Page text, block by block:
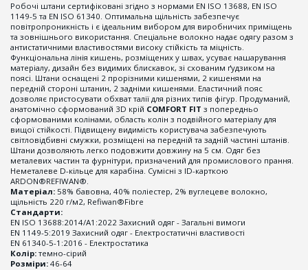
Робочі штани сертифіковані згідно з нормами EN ISO 13688, EN ISO
1149-5 та EN ISO 61340. Оптимальна щільність забезпечує
повітропроникність і є ідеальним вибором для виробничих приміщень
та зовнішнього використання. Спеціальне волокно надає одягу разом з
антистатичними властивостями високу стійкість та міцність.
Функціональна лінія кишень, розміщених у швах, усуває нашарування
матеріалу, дизайн без видимих блискавок, зі схованим ґудзиком на
поясі. Штани оснащені 2 прорізними кишенями, 2 кишенями на
передній стороні штанин, 2 задніми кишенями. Еластичний пояс
дозволяє пристосувати обхват талії для різних типів фігур. Продуманий,
анатомічно сформований 3D крій COMFORT FIT з попередньо
сформованими колінами, область колін з подвійного матеріалу для
вищої стійкості. Підвищену видимість користувача забезпечують
світловідбивні смужки, розміщені на передній та задній частині штанів.
Штани дозволяють легко подовжити довжину на 5 см. Одяг без
металевих частин та фурнітури, призначений для промислового прання.
Неметалеве D-кільце для карабіна. Сумісні з ID-карткою
ARDON®REFIWAN®.
Матеріал: 58% бавовна, 40% поліестер, 2% вуглецеве волокно,
щільність 220 г/м2, Refiwan®Fibre
Стандарти:
EN ISO 13688:2014/A1:2022 Захисний одяг - Загальні вимоги
EN 1149-5:2019 Захисний одяг - Електростатичні властивості
EN 61340-5-1:2016 - Електростатика
Колір: темно-сірий
Розміри: 46-64